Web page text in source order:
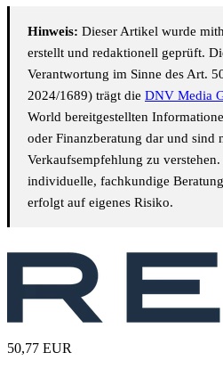
Hinweis: Dieser Artikel wurde
erstellt und redaktionell geprüft.
Verantwortung im Sinne des Art.
2024/1689) trägt die DNV Media
World bereitgestellten
oder Finanzberatung dar und sind
Verkaufsempfehlung zu verstehen.
individuelle, fachkundige
erfolgt auf eigenes Risiko.
50,77 EUR